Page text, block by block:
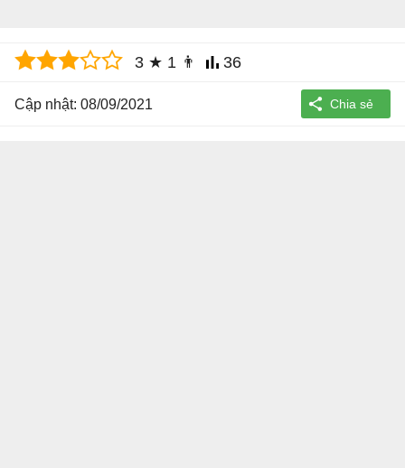
3 ★ 1 👨 36
Cập nhật: 08/09/2021